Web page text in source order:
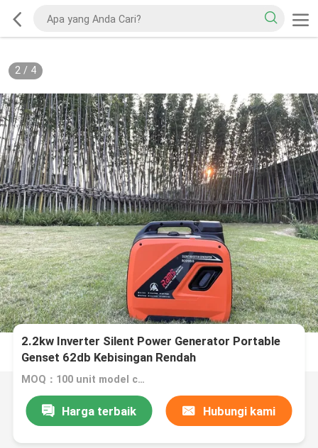
2/ 4
2.2kw Inverter Silent Power Generator Portable
Genset 62db Kebisingan Rendah
MOQ：100 unit model campuran
Harga terbaik Hubungi kami